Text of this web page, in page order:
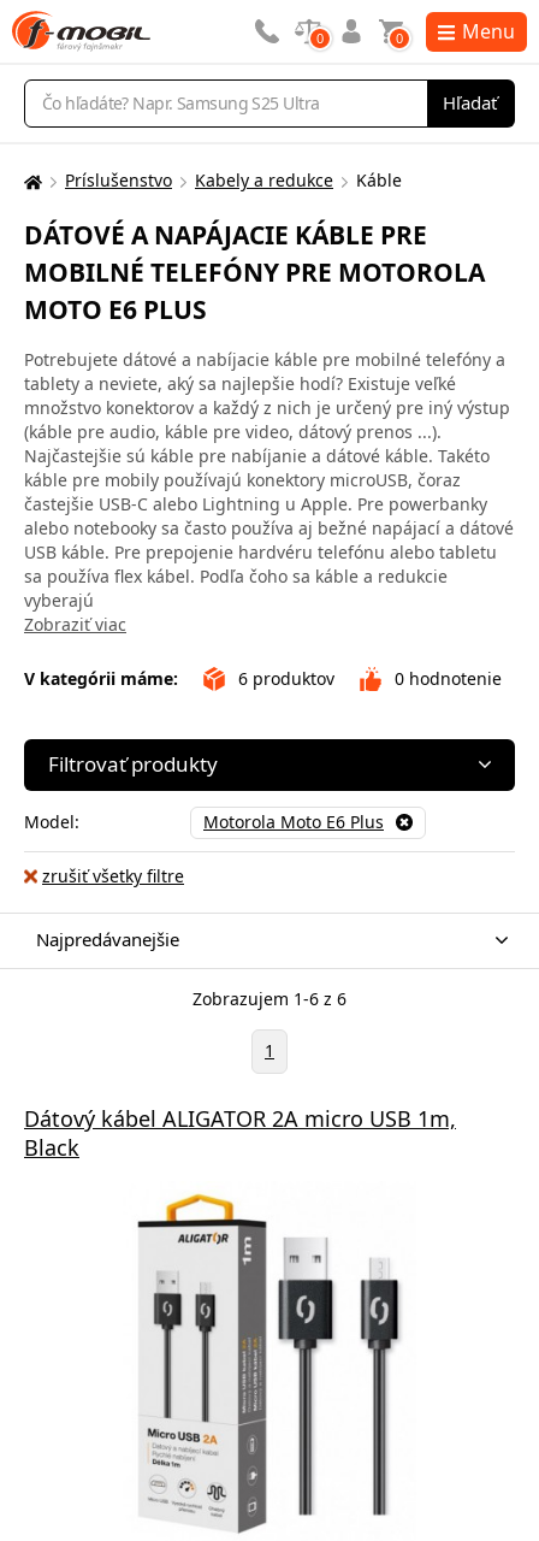
Vyhľadávanie
Hľadať
0 0 Menu
Tu
nachádzate:
Príslušenstvo Kabely a redukce Káble
DÁTOVÉ A NAPÁJACIE KÁBLE PRE
MOBILNÉ TELEFÓNY PRE MOTOROLA
MOTO E6 PLUS
Potrebujete dátové a nabíjacie káble pre mobilné telefóny a
tablety a neviete, aký sa najlepšie hodí? Existuje veľké
množstvo konektorov a každý z nich je určený pre iný výstup
(káble pre audio, káble pre video, dátový prenos ...).
Najčastejšie sú káble pre nabíjanie a dátové káble. Takéto
káble pre mobily používajú konektory microUSB, čoraz
častejšie USB-C alebo Lightning u Apple. Pre powerbanky
alebo notebooky sa často používa aj bežné napájací a dátové
USB káble. Pre prepojenie hardvéru telefónu alebo tabletu
sa používa flex kábel. Podľa čoho sa káble a redukcie
vyberajú
Zobraziť viac
V kategórii máme: 6 produktov 0 hodnotenie
Filtrovať produkty
Model: Motorola Moto E6 Plus
zrušiť všetky filtre
Najpredávanejšie
Zobrazujem 1-6 z 6
1
Dátový kábel ALIGATOR 2A micro USB 1m,
Black